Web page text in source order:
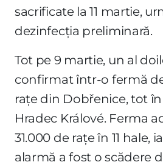
sacrificate la 11 martie,
dezinfecția preliminară.
Tot pe 9 martie, un al
confirmat într-o fermă
rațe din Dobřenice, tot
Hradec Králové. Ferma
31.000 de rațe în 11 hale,
alarmă a fost o scădere